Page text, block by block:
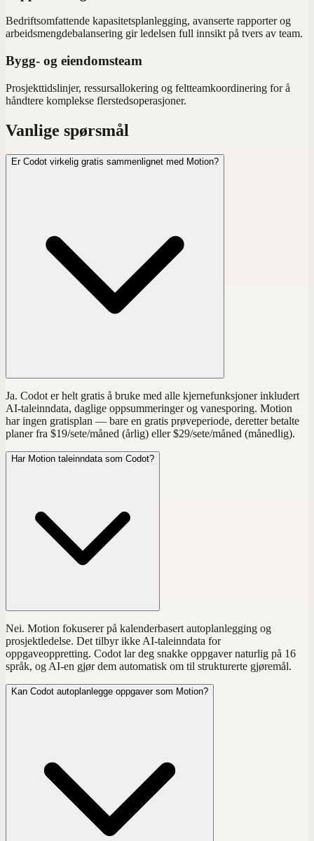
Bedriftsomfattende kapasitetsplanlegging, avanserte rapporter og
arbeidsmengdebalansering gir ledelsen full innsikt på tvers av team.
Bygg- og eiendomsteam
Prosjekttidslinjer, ressursallokering og feltteamkoordinering for å
håndtere komplekse flerstedsoperasjoner.
Vanlige spørsmål
Er Codot virkelig gratis sammenlignet med Motion?
Ja. Codot er helt gratis å bruke med alle kjernefunksjoner inkludert
AI-taleinndata, daglige oppsummeringer og vanesporing. Motion
har ingen gratisplan — bare en gratis prøveperiode, deretter betalte
planer fra $19/sete/måned (årlig) eller $29/sete/måned (månedlig).
Har Motion taleinndata som Codot?
Nei. Motion fokuserer på kalenderbasert autoplanlegging og
prosjektledelse. Det tilbyr ikke AI-taleinndata for
oppgaveoppretting. Codot lar deg snakke oppgaver naturlig på 16
språk, og AI-en gjør dem automatisk om til strukturerte gjøremål.
Kan Codot autoplanlegge oppgaver som Motion?